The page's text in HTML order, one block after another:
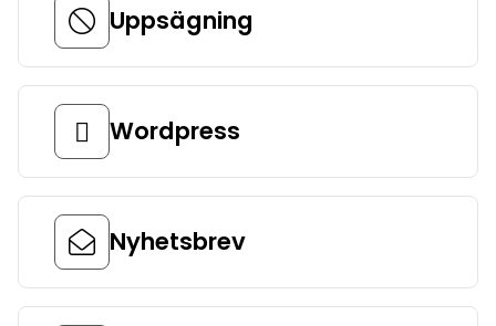
Uppsägning
Wordpress
Nyhetsbrev